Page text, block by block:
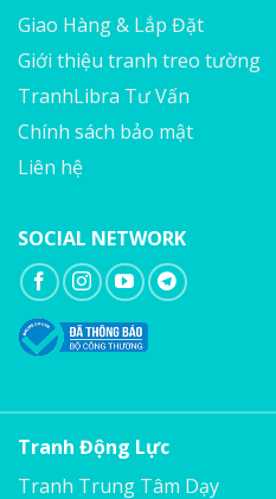
Giao Hàng & Lắp Đặt
Giới thiệu tranh treo tường
TranhLibra Tư Vấn
Chính sách bảo mật
Liên hệ
SOCIAL NETWORK
Tranh Động Lực
Tranh Trung Tâm Dạy